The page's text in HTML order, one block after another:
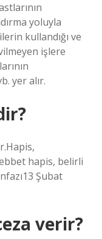
yoluyla
kullandığı ve
işlere
yer alır.
hapis, belirli
Şubat
verir?